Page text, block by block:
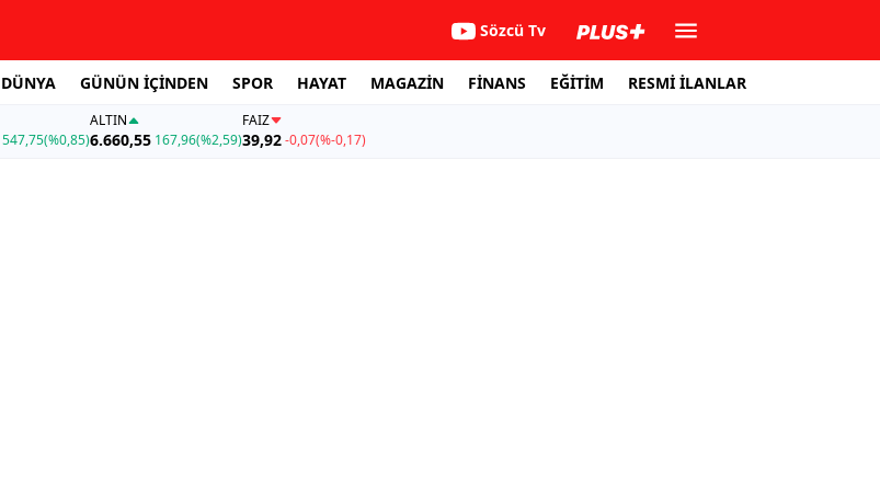
Sözcü Tv
DÜNYA GÜNÜN İÇİNDEN SPOR HAYAT MAGAZİN FİNANS EĞİTİM RESMİ İLANLAR
547,75(%0,85)
ALTIN
6.660,55 167,96(%2,59)
FAİZ
39,92-0,07(%-0,17)